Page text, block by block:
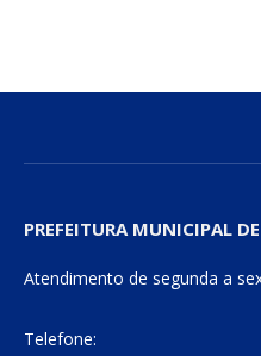
PREFEITURA MUNICIPAL
Atendimento de segunda a
Telefone: